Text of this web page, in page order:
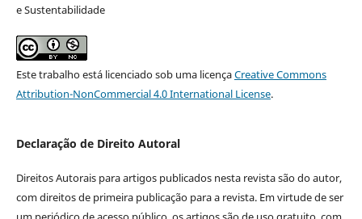
e Sustentabilidade
Este trabalho está licenciado sob uma licençaCreative Commons
Attribution-NonCommercial 4.0 International License.
Declaração de Direito Autoral
Direitos Autorais para artigos publicados nesta revista são do autor,
com direitos de primeira publicação para a revista. Em virtude de ser